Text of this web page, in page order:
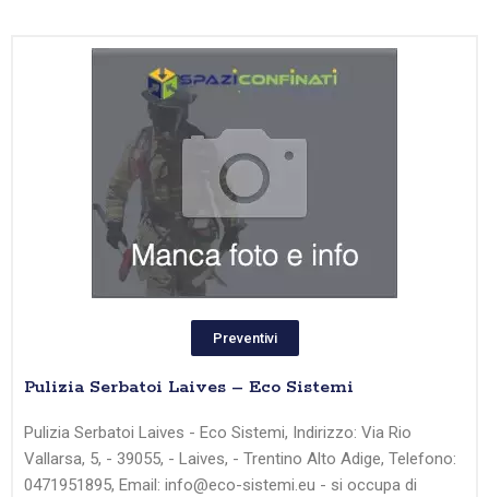
Preventivi
Pulizia Serbatoi Laives – Eco Sistemi
Pulizia Serbatoi Laives - Eco Sistemi, Indirizzo: Via Rio
Vallarsa, 5, - 39055, - Laives, - Trentino Alto Adige, Telefono:
0471951895, Email: info@eco-sistemi.eu - si occupa di